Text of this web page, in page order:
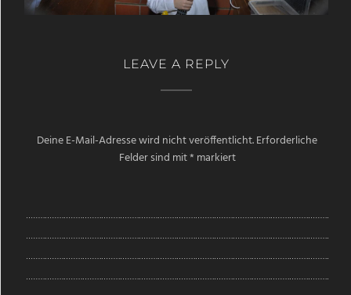
LEAVE A REPLY
Deine E-Mail-Adresse wird nicht veröffentlicht.Erforderliche
Felder sind mit* markiert